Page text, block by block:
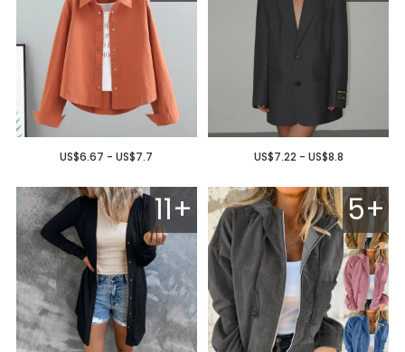
US$6.67 - US$7.7 US$7.22 - US$8.8
11+ 5+